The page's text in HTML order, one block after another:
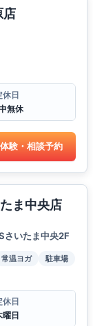
店
休日
無休
体験・相談予約
ま中央店
いたま中央2F
常温ヨガ
駐車場
休日
曜日